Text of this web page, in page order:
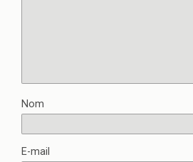
Nom
E-mail